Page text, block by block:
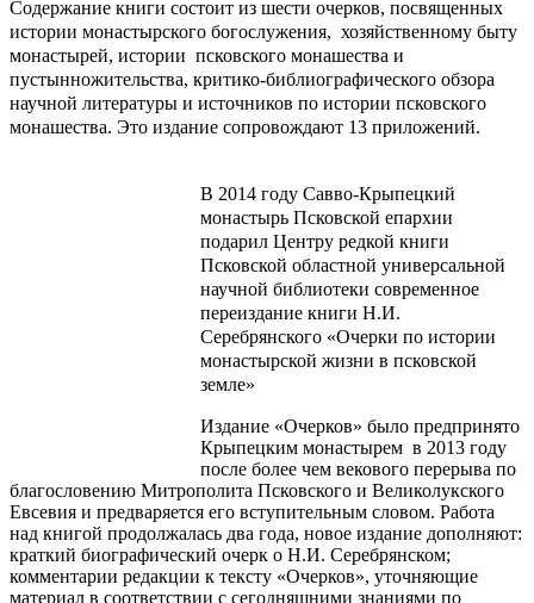
Содержание книги состоит из шести очерков, посвященных
истории монастырского богослужения, хозяйственному быту
монастырей, истории псковского монашества и
пустынножительства, критико-библиографического обзора
научной литературы и источников по истории псковского
монашества. Это издание сопровождают 13 приложений.
В 2014 году Савво-Крыпецкий
монастырь Псковской епархии
подарил Центру редкой книги
Псковской областной универсальной
научной библиотеки современное
переиздание книги Н.И.
Серебрянского «Очерки по истории
монастырской жизни в псковской
земле»
Издание «Очерков» было предпринято
Крыпецким монастырем в 2013 году
после более чем векового перерыва по
благословению Митрополита Псковского и Великолукского
Евсевия и предваряется его вступительным словом. Работа
над книгой продолжалась два года, новое издание дополняют:
краткий биографический очерк о Н.И. Серебрянском;
комментарии редакции к тексту «Очерков», уточняющие
материал в соответствии с сегодняшними знаниями по